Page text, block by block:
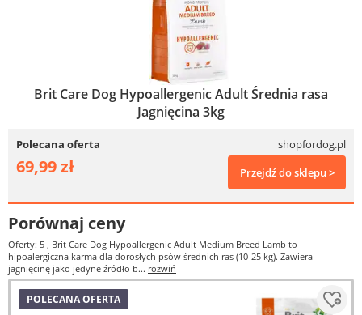
Brit Care Dog Hypoallergenic Adult Średnia rasa
Jagnięcina 3kg
Polecana oferta shopfordog.pl
69,99 zł Przejdź do sklepu >
Porównaj ceny
Oferty: 5 , Brit Care Dog Hypoallergenic Adult Medium Breed Lamb to
hipoalergiczna karma dla dorosłych psów średnich ras (10-25 kg). Zawiera
jagnięcinę jako jedyne źródło b... rozwiń
POLECANA OFERTA